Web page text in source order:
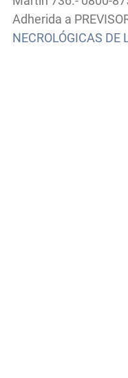
Adherida a
NECROLÓGICAS